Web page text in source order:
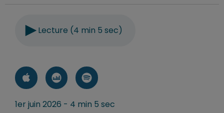
Lecture (4 min 5 sec)
1er juin 2026 - 4 min 5 sec